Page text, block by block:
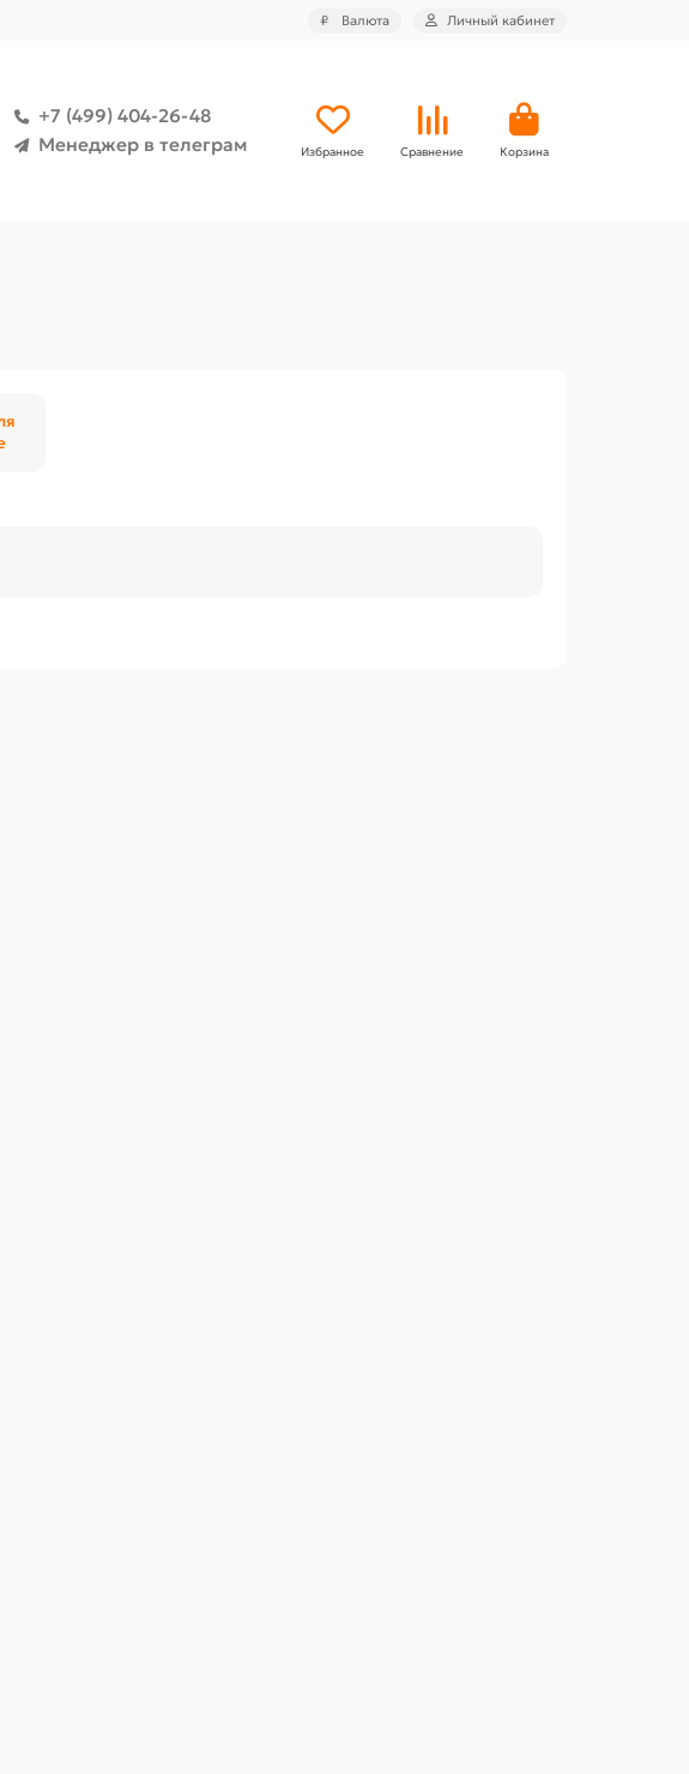
₽ Валюта Личный кабинет
+7 (499) 404-26-48
Менеджер в телеграм
Избранное Сравнение Корзина